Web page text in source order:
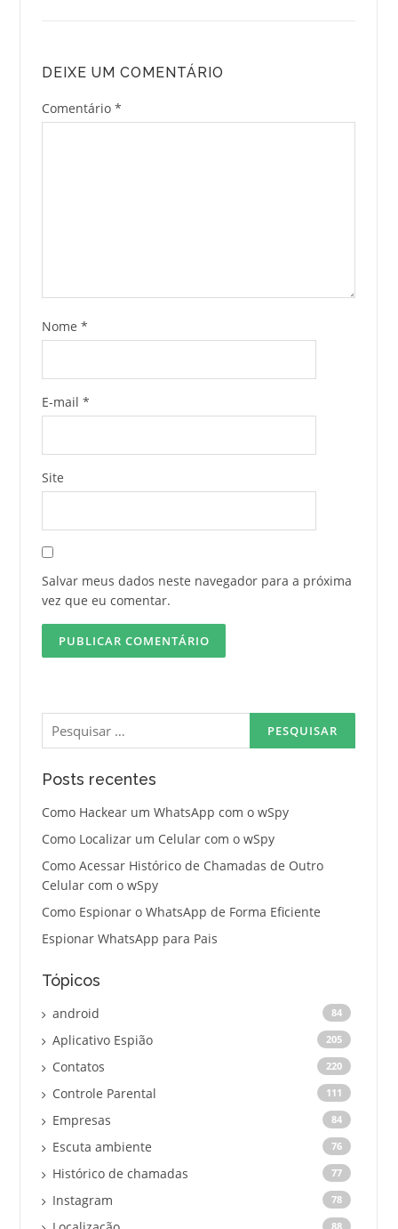
DEIXE UM COMENTÁRIO
Comentário *
Nome *
E-mail *
Site
Salvar meus dados neste navegador para a próxima
vez que eu comentar.
Pesquisar
por:
Posts recentes
Como Hackear um WhatsApp com o wSpy
Como Localizar um Celular com o wSpy
Como Acessar Histórico de Chamadas de Outro
Celular com o wSpy
Como Espionar o WhatsApp de Forma Eficiente
Espionar WhatsApp para Pais
Tópicos
android 84
Aplicativo Espião 205
Contatos 220
Controle Parental 111
Empresas 84
Escuta ambiente 76
Histórico de chamadas 77
Instagram 78
88